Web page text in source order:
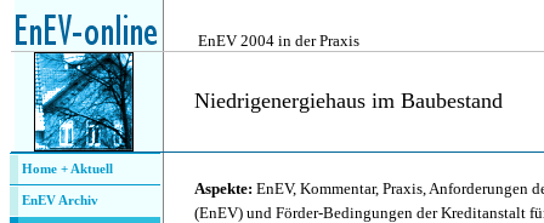
EnEV 2004 in der Praxis
Niedrigenergiehaus im Baubestand
Home + Aktuell
EnEV Archiv
Aspekte: EnEV, Kommentar, Praxis, Anforderungen
(EnEV) und Förder-Bedingungen der Kreditanstalt